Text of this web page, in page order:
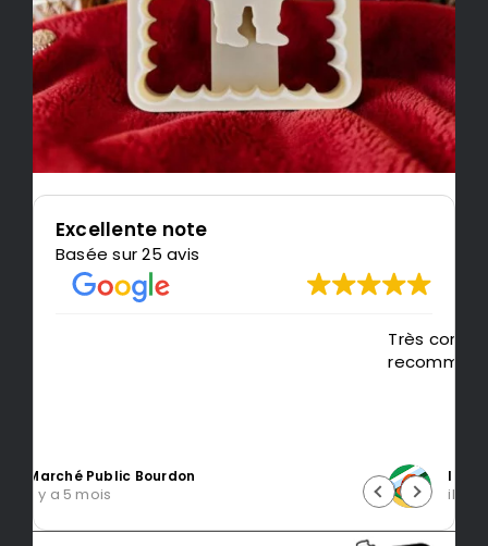
Excellente note
Basée sur 25 avis
Intragest Etude